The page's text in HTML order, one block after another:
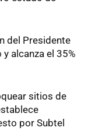
del Presidente
alcanza el 35%
sitios de
por Subtel